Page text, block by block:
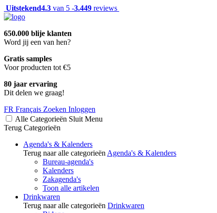
Uitstekend4.3 van 5 -3.449 reviews
650.000 blije klanten
Word jij een van hen?
Gratis samples
Voor producten tot €5
80 jaar ervaring
Dit delen we graag!
FR Français Zoeken Inloggen
Alle Categorieën Sluit Menu
Terug Categorieën
Agenda's & Kalenders
Terug naar alle categorieën Agenda's & Kalenders
Bureau-agenda's
Kalenders
Zakagenda's
Toon alle artikelen
Drinkwaren
Terug naar alle categorieën Drinkwaren